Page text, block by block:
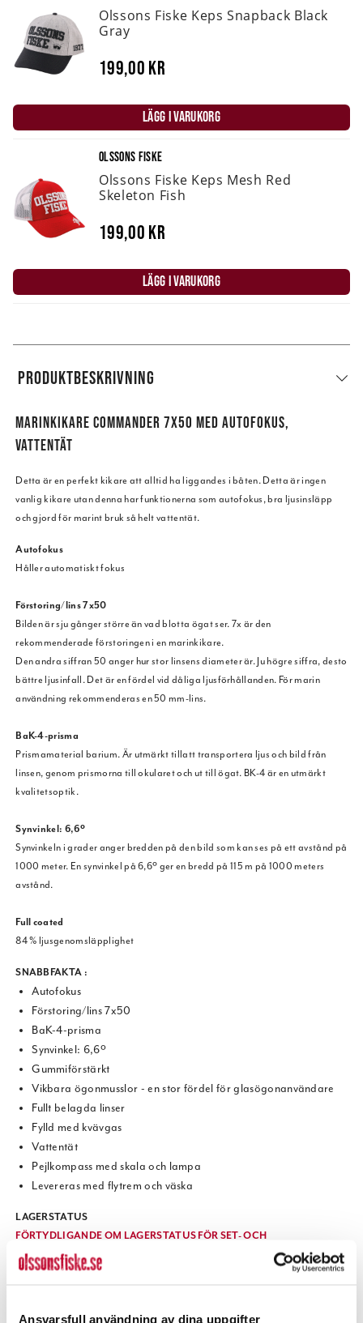
Ansvarsfull användning av dina uppgifter
Olssons Fiske Keps Snapback Black
Gray
199,00 kr
LÄGG I VARUKORG
OLSSONS FISKE
Olssons Fiske Keps Mesh Red
Skeleton Fish
199,00 kr
LÄGG I VARUKORG
PRODUKTBESKRIVNING
MARINKIKARE COMMANDER 7X50 MED AUTOFOKUS,
VATTENTÄT
Detta är en perfekt kikare att alltid ha liggandes i båten. Detta är ingen
vanlig kikare utan denna har funktionerna som autofokus, bra ljusinsläpp
och gjord för marint bruk så helt vattentät.
Autofokus
Håller automatiskt fokus
Förstoring/lins 7x50
Bilden är sju gånger större än vad blotta ögat ser. 7x är den
rekommenderade förstoringen i en marinkikare.
Den andra siffran 50 anger hur stor linsens diameter är. Ju högre siffra, desto
bättre ljusinfall. Det är en fördel vid dåliga ljusförhållanden. För marin
användning rekommenderas en 50 mm-lins.
BaK-4-prisma
Prismamaterial barium. Är utmärkt tillatt transportera ljus och bild från
linsen, genom prismorna till okularet och ut till ögat. BK-4 är en utmärkt
kvalitetsoptik.
Synvinkel: 6,6º
Synvinkeln i grader anger bredden på den bild som kan ses på ett avstånd på
1000 meter. En synvinkel på 6,6º ger en bredd på 115 m på 1000 meters
avstånd.
Full coated
84 % ljusgenomsläpplighet
SNABBFAKTA :
Autofokus
Förstoring/lins 7x50
BaK-4-prisma
Synvinkel: 6,6º
Gummiförstärkt
Vikbara ögonmusslor - en stor fördel för glasögonanvändare
Fullt belagda linser
Fylld med kvävgas
Vattentät
Pejlkompass med skala och lampa
Levereras med flytrem och väska
LAGERSTATUS
FÖRTYDLIGANDE OM LAGERSTATUS FÖR SET- OCH
PAKETARTIKLAR »